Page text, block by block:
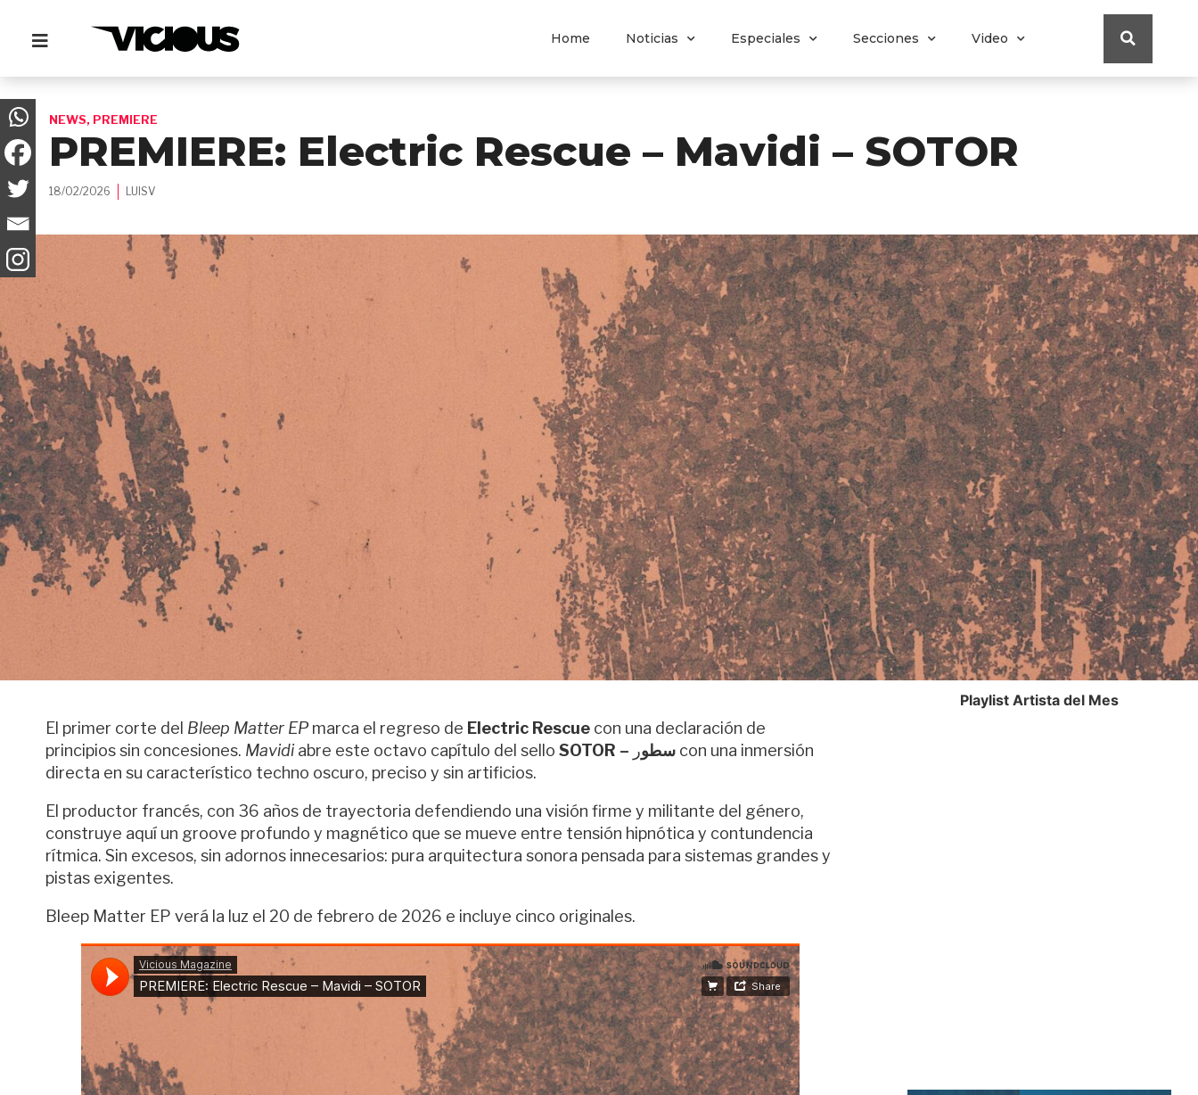
Home Noticias Especiales Secciones Video
NEWS, PREMIERE
PREMIERE: Electric Rescue – Mavidi – SOTOR
18/02/2026 LUISV
El primer corte del Bleep Matter EPmarca el regreso de Electric Rescue con una declaración de
principios sin concesiones. Mavidi abre este octavo capítulo del sello SOTOR – سطور con una inmersión
directa en su característico techno oscuro, preciso y sin artificios.
El productor francés, con 36 años de trayectoria defendiendo una visión firme y militante del género,
construye aquí un groove profundo y magnético que se mueve entre tensión hipnótica y contundencia
rítmica. Sin excesos, sin adornos innecesarios: pura arquitectura sonora pensada para sistemas grandes y
pistas exigentes.
Bleep Matter EP verá la luz el 20 de febrero de 2026 e incluye cinco originales.
Playlist Artista del Mes